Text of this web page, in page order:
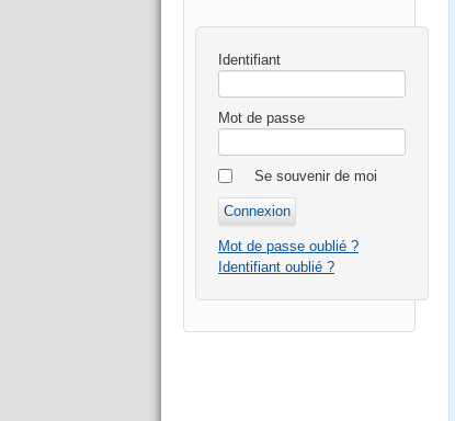
Identifiant
Mot de passe
Se souvenir de moi
Mot de passe oublié ?
Identifiant oublié ?